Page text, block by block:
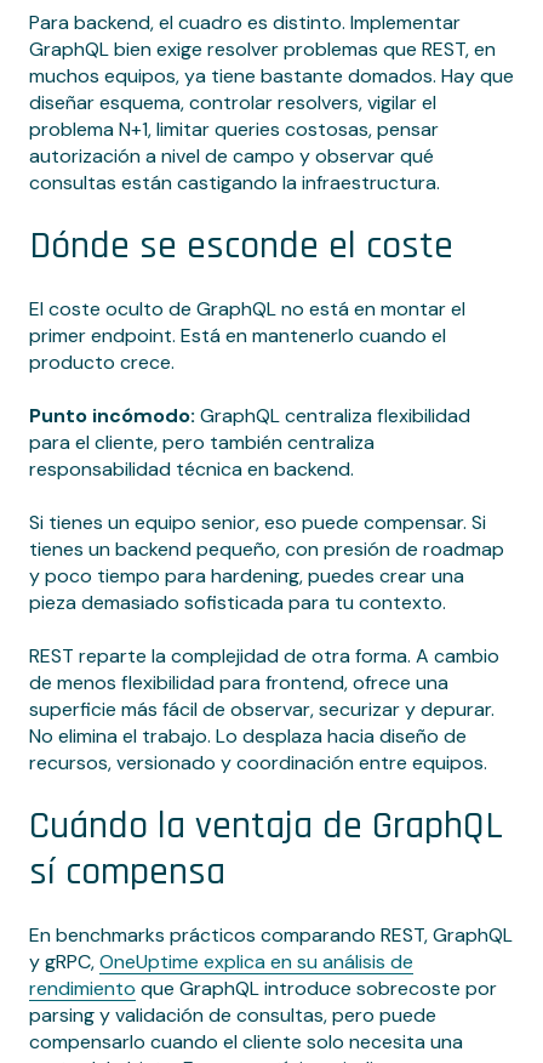
Para backend, el cuadro es distinto. Implementar
GraphQL bien exige resolver problemas que REST, en
muchos equipos, ya tiene bastante domados. Hay que
diseñar esquema, controlar resolvers, vigilar el
problema N+1, limitar queries costosas, pensar
autorización a nivel de campo y observar qué
consultas están castigando la infraestructura.
Dónde se esconde el coste
El coste oculto de GraphQL no está en montar el
primer endpoint. Está en mantenerlo cuando el
producto crece.
Punto incómodo: GraphQL centraliza flexibilidad
para el cliente, pero también centraliza
responsabilidad técnica en backend.
Si tienes un equipo senior, eso puede compensar. Si
tienes un backend pequeño, con presión de roadmap
y poco tiempo para hardening, puedes crear una
pieza demasiado sofisticada para tu contexto.
REST reparte la complejidad de otra forma. A cambio
de menos flexibilidad para frontend, ofrece una
superficie más fácil de observar, securizar y depurar.
No elimina el trabajo. Lo desplaza hacia diseño de
recursos, versionado y coordinación entre equipos.
Cuándo la ventaja de GraphQL
sí compensa
En benchmarks prácticos comparando REST, GraphQL
y gRPC,OneUptime explica en su análisis de
rendimiento que GraphQL introduce sobrecoste por
parsing y validación de consultas, pero puede
compensarlo cuando el cliente solo necesita una